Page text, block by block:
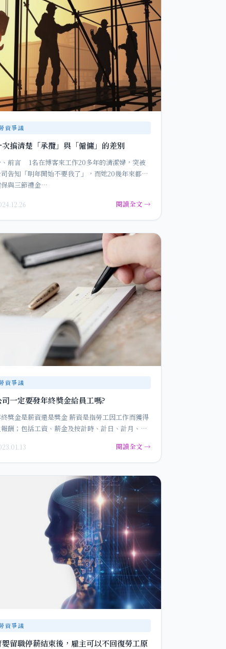
資爭議
次搞清楚「承攬」與「僱傭」的差別
前言 1名在博客來工作20多年的清潔婦，突被
告知「明年開始不要我了」，而她20幾年來都無
保與三節禮金…
閱讀全文 →
資爭議
司一定要發年終獎金給員工嗎?
獎金是薪資還是獎金 薪資是指勞工因工作而獲得
酬；包括工資、薪金及按計時、計日、計月、計
閱讀全文 →
資爭議
嬰留職停薪結束後，雇主可以不回復勞工原